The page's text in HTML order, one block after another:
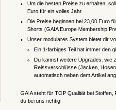
Um die besten Preise zu erhalten,
Euro für ein volles Jahr.
Die Preise beginnen bei 23,00 Euro
Shorts (GAIA Europe Membership
Unser modulares System bietet dir
Ein 1-farbiges Teil hat immer den
Du kannst weitere Upgrades, wie
Reissverschlüsse (Jacken,
automatisch neben dem Artikel
GAIA steht für TOP Qualität bei
du bei uns richtig!